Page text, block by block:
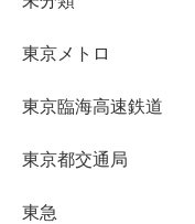
東京メトロ
東京臨海高速鉄道
東京都交通局
東急